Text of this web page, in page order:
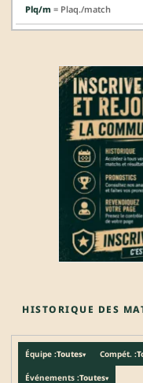
Plq/m = Plaq./match
HISTORIQUE DES
Équipe :Toutes▾ Compét. :
Événements :Toutes▾